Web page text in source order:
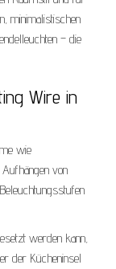
minimalistischen
– die
Wire in
wie
von
werden kann,
der Kücheninsel